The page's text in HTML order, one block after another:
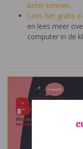
beter kennen.
Lees het gratis
en lees meer
computer in de